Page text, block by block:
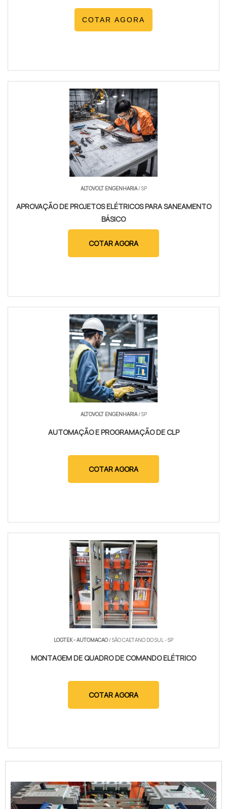
COTAR AGORA
ALTOVOLT ENGENHARIA/ SP
APROVAÇÃO DE PROJETOS ELÉTRICOS PARA SANEAMENTO
BÁSICO
COTAR AGORA
ALTOVOLT ENGENHARIA/ SP
AUTOMAÇÃO E PROGRAMAÇÃO DE CLP
COTAR AGORA
LOGTEK - AUTOMACAO/ SÃO CAETANO DO SUL - SP
MONTAGEM DE QUADRO DE COMANDO ELÉTRICO
COTAR AGORA